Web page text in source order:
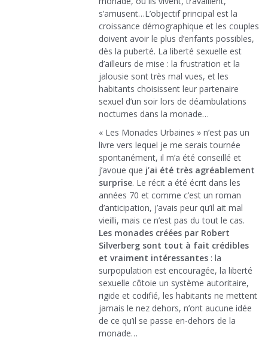
s’amusent…L’objectif principal est la
croissance démographique et les couples
doivent avoir le plus d’enfants possibles,
dès la puberté. La liberté sexuelle est
d’ailleurs de mise : la frustration et la
jalousie sont très mal vues, et les
habitants choisissent leur partenaire
sexuel d’un soir lors de déambulations
nocturnes dans la monade…
« Les Monades Urbaines » n’est pas un
livre vers lequel je me serais tournée
spontanément, il m’a été conseillé et
j’avoue que j’ai été très agréablement
surprise. Le récit a été écrit dans les
années 70 et comme c’est un roman
d’anticipation, j’avais peur qu’il ait mal
vieilli, mais ce n’est pas du tout le cas.
Les monades créées par Robert
Silverberg sont tout à fait crédibles
et vraiment intéressantes : la
surpopulation est encouragée, la liberté
sexuelle côtoie un système autoritaire,
rigide et codifié, les habitants ne mettent
jamais le nez dehors, n’ont aucune idée
de ce qu’il se passe en-dehors de la
monade…